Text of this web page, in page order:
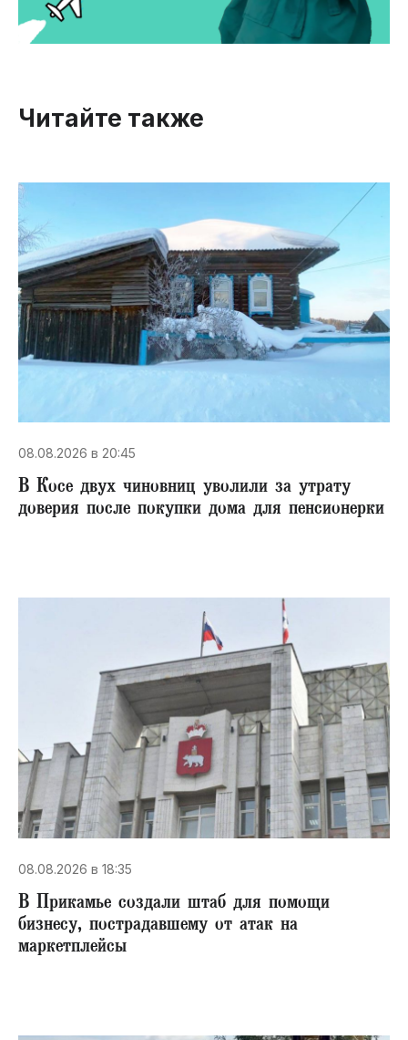
Читайте также
08.08.2026 в 20:45
В Косе двух чиновниц уволили за утрату
доверия после покупки дома для пенсионерки
08.08.2026 в 18:35
В Прикамье создали штаб для помощи
бизнесу, пострадавшему от атак на
маркетплейсы